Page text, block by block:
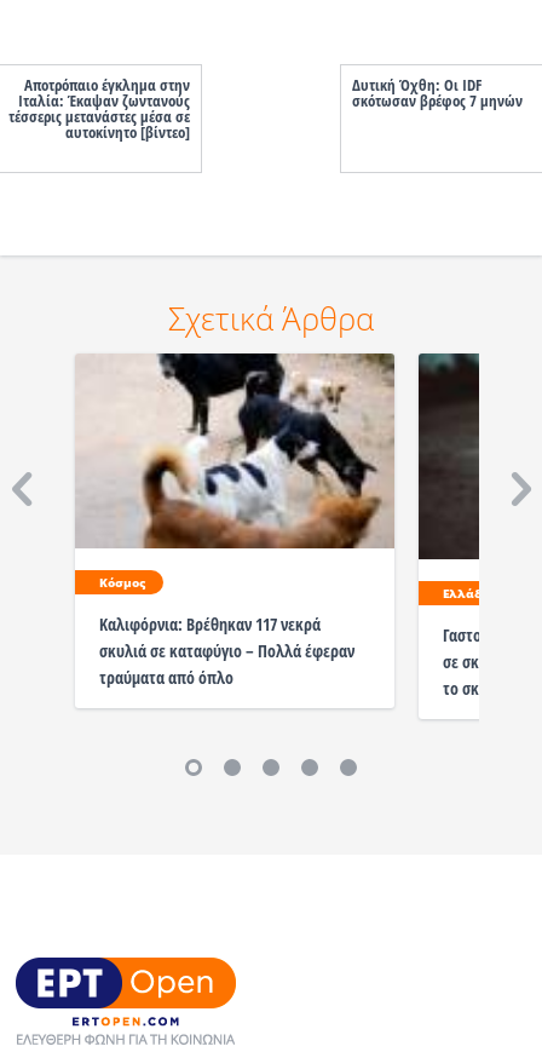
Αποτρόπαιο έγκλημα στην
Ιταλία: Έκαψαν ζωντανούς
τέσσερις μετανάστες μέσα σε
αυτοκίνητο [βίντεο]
Δυτική Όχθη: Οι IDF
σκότωσαν βρέφος 7 μηνών
Σχετικά Άρθρα
Κόσμος
Καλιφόρνια: Βρέθηκαν 117 νεκρά
σκυλιά σε καταφύγιο – Πολλά έφεραν
τραύματα από όπλο
Ελλάδα
Γαστούνη:
σε σκυλί, το
το σκότωσε